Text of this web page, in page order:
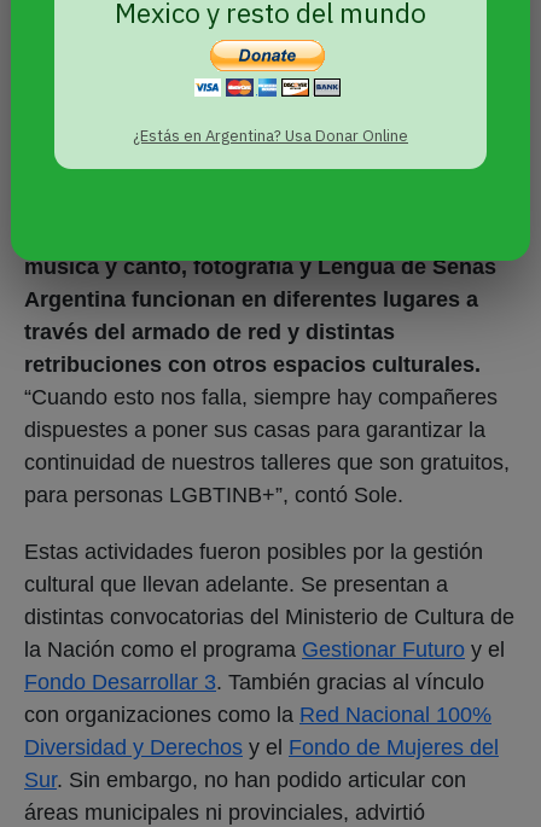
Mexico y resto del mundo
¿Estás en Argentina? Usa Donar Online
Diverso e itinerante
Por el momento,Alto Valle Diverse funciona de
forma itinerante ya que no cuenta con un
música y canto, fotografía y Lengua de Señas
Argentina funcionan en diferentes lugares a
través del armado de red y distintas
retribuciones con otros espacios culturales.
“Cuando esto nos falla, siempre hay compañeres
dispuestes a poner sus casas para garantizar la
continuidad de nuestros talleres que son gratuitos,
para personas LGBTINB+”, contó Sole.
Estas actividades fueron posibles por la gestión
cultural que llevan adelante. Se presentan a
distintas convocatorias del Ministerio de Cultura de
la Nación como el programa Gestionar Futuro y el
Fondo Desarrollar 3. También gracias al vínculo
con organizaciones como la Red Nacional 100%
Diversidad y Derechos y el Fondo de Mujeres del
Sur. Sin embargo, no han podido articular con
áreas municipales ni provinciales, advirtió